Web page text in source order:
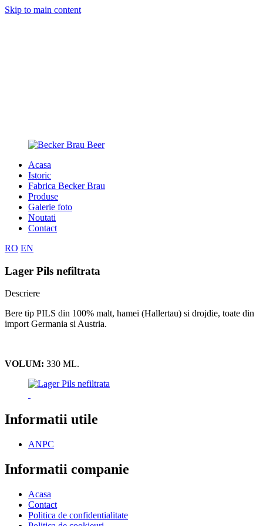
Skip to main content
Acasa
Istoric
Fabrica Becker Brau
Produse
Galerie foto
Noutati
Contact
RO EN
Lager Pils nefiltrata
Descriere
Bere tip PILS din 100% malt, hamei (Hallertau) si drojdie, toate din
import Germania si Austria.
VOLUM: 330 ML.
Informatii utile
ANPC
Informatii companie
Acasa
Contact
Politica de confidentialitate